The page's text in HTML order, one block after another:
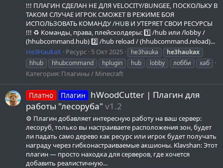
!!! ПЛАГИН СДЕЛАН НЕ ДЛЯ VELOCITY/BUNGEE, ПОСКОЛЬКУ В
ТАКОМ СЛУЧАЕ ИГРОК СМОЖЕТ В РЕЖИМЕ БОЯ
ИСПОЛЬЗОВАТЬ КОМАНДУ /HUB И УТЕРЯЕТ СВОИ РЕСУРСЫ
!!! ♻️ Команды, права, плейсхолдеры: 1️⃣ /hub или /lobby /
(hhubcommand.hub) 2️⃣ /hub reload / (hhubcommand.reload)...
He3HaukaX Ресурс 5 Окт 2025 he3hauka
he3haukax
hhub
hhubcommand hplugin hub lobby лобби хаб
Категория: Плагины / Minecraft
Платно Плагин
hWoodCutter | Плагин для
работы "лесоруба" v1.2
⚙️ Плагин добавляет интересную работу на ваш сервер:
лесоруб, только вы настраиваете расположения зон, будет
ли падать само дерево как ресурс или игрок будет получать
награду через гибконастраиваемые акшионы. Klavshan: Этот
плагин — просто находка для серверов, где хочется
добавить реалистичную...